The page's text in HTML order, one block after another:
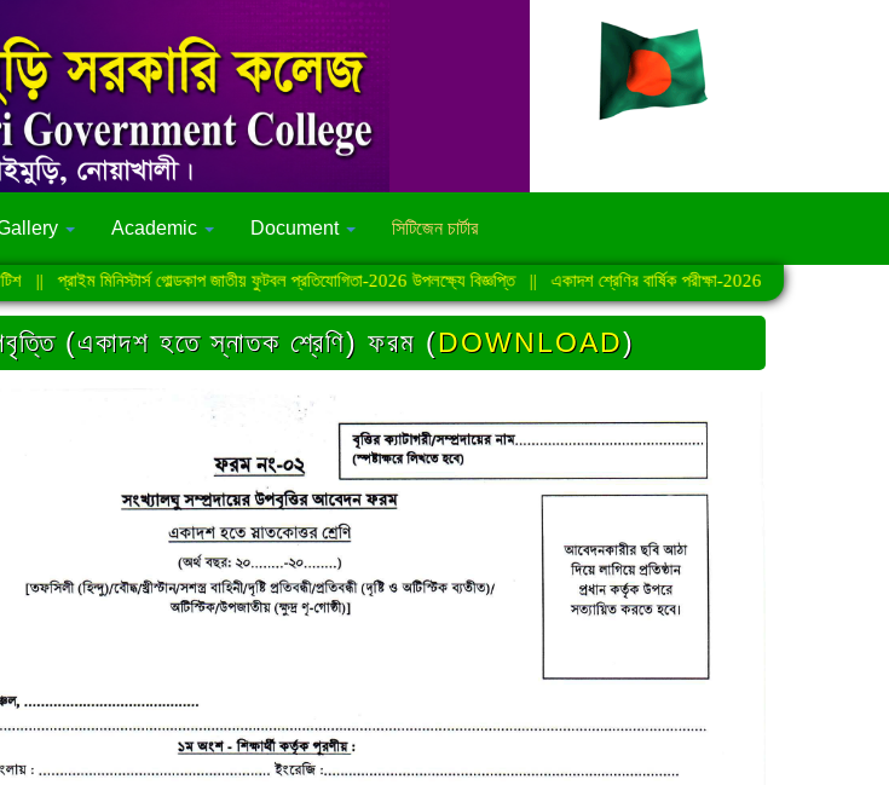
Academic Document সিটিজেন চার্টার
প্রাইম মিনিস্টার্স গোল্ডকাপ জাতীয় ফুটবল প্রতিযোগিতা-2026 উপলক্ষ্যে বিজ্ঞপ্তি||একাদশ শ্রেণির বার্ষিক পরীক্ষা-2026 এর ফলাফল সংক্রান্ত
(একাদশ হতে স্নাতক শ্রেণি) ফরম (DOWNLOAD)